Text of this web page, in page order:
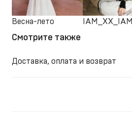
Весна-лето IAM_XX_IAM
Смотрите также
Доставка, оплата и возврат